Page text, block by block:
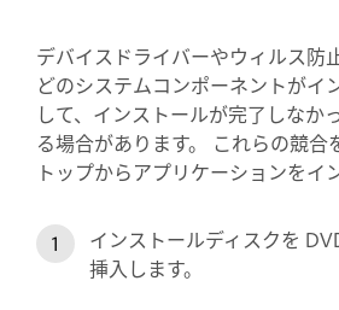
デバイスドライバーやウィルス防
どのシステムコンポーネントがイ
して、インストールが完了しなか
る場合があります。 これらの競合
トップからアプリケーションをイ
インストールディスクを
挿入します。